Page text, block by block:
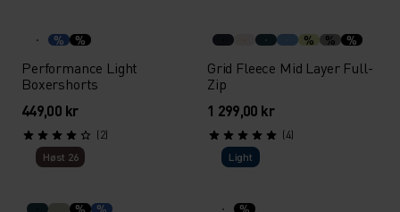
% %
Performance Light
Boxershorts
449,00 kr
(2)
% % %
Grid Fleece Mid Layer Full-
Zip
1 299,00 kr
(4)
Høst 26
% %
Light
%